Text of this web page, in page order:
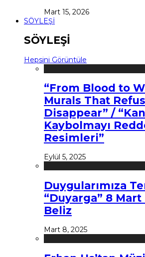
Mart 15, 2026
SÖYLEŞİ
SÖYLEŞİ
Hepsini Görüntüle
“From Blood to
Murals That
Disappear” /
Kaybolmayı
Resimleri”
Eylül 5, 2025
Duygularımıza
“Duyarga” 8
Beliz
Mart 8, 2025